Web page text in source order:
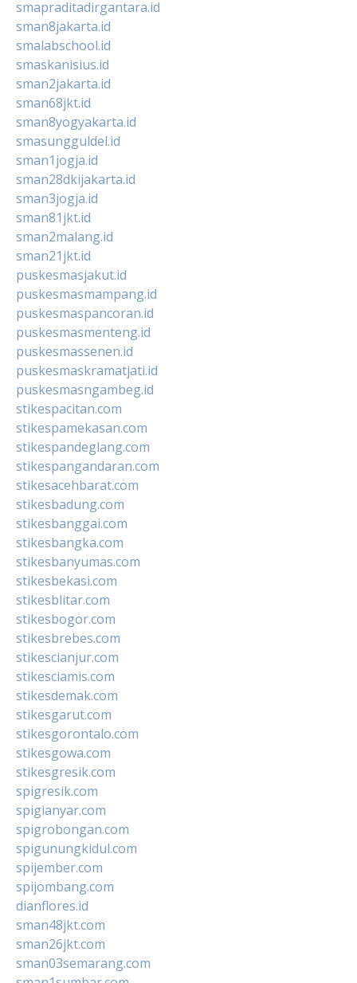
smapraditadirgantara.id
sman8jakarta.id
smalabschool.id
smaskanisius.id
sman2jakarta.id
sman68jkt.id
sman8yogyakarta.id
smasungguldel.id
sman1jogja.id
sman28dkijakarta.id
sman3jogja.id
sman81jkt.id
sman2malang.id
sman21jkt.id
puskesmasjakut.id
puskesmasmampang.id
puskesmaspancoran.id
puskesmasmenteng.id
puskesmassenen.id
puskesmaskramatjati.id
puskesmasngambeg.id
stikespacitan.com
stikespamekasan.com
stikespandeglang.com
stikespangandaran.com
stikesacehbarat.com
stikesbadung.com
stikesbanggai.com
stikesbangka.com
stikesbanyumas.com
stikesbekasi.com
stikesblitar.com
stikesbogor.com
stikesbrebes.com
stikescianjur.com
stikesciamis.com
stikesdemak.com
stikesgarut.com
stikesgorontalo.com
stikesgowa.com
stikesgresik.com
spigresik.com
spigianyar.com
spigrobongan.com
spigunungkidul.com
spijember.com
spijombang.com
dianflores.id
sman48jkt.com
sman26jkt.com
sman03semarang.com